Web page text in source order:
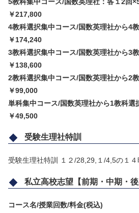
￥217,800
4教科選択集中コース/国数英理社から4
￥174,240
3教科選択集中コース/国数英理社から3
￥138,600
2教科選択集中コース/国数英理社から2
￥99,000
単科集中コース/国数英理社から1教科選
￥49,500
受験生理社特訓
受験生理社特訓 １２/28,29,１/4,5の１
私立高校志望【前期・中期・
コース名/授業回数/料金(税込)